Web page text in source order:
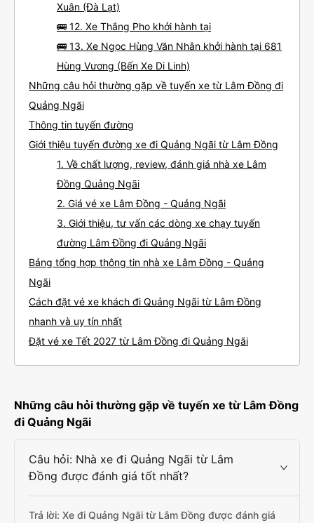
Xuân (Đà Lạt)
🚌 12. Xe Thắng Pho khởi hành tại
🚌 13. Xe Ngọc Hùng Văn Nhân khởi hành tại 681
Hùng Vương (Bến Xe Di Linh)
Những câu hỏi thường gặp về tuyến xe từ Lâm Đồng đi
Quảng Ngãi
Thông tin tuyến đường
Giới thiệu tuyến đường xe đi Quảng Ngãi từ Lâm Đồng
1. Về chất lượng, review, đánh giá nhà xe Lâm
Đồng Quảng Ngãi
2. Giá vé xe Lâm Đồng - Quảng Ngãi
3. Giới thiệu, tư vấn các dòng xe chạy tuyến
đường Lâm Đồng đi Quảng Ngãi
Bảng tổng hợp thông tin nhà xe Lâm Đồng - Quảng
Ngãi
Cách đặt vé xe khách đi Quảng Ngãi từ Lâm Đồng
nhanh và uy tín nhất
Đặt vé xe Tết 2027 từ Lâm Đồng đi Quảng Ngãi
Những câu hỏi thường gặp về tuyến xe từ Lâm Đồng
đi Quảng Ngãi
Câu hỏi: Nhà xe đi Quảng Ngãi từ Lâm
Đồng được đánh giá tốt nhất?
Trả lời: Xe đi Quảng Ngãi từ Lâm Đồng được đánh giá